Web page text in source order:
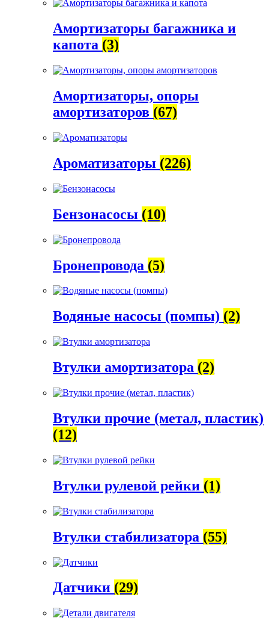
Амортизаторы багажника и
капота (3)
Амортизаторы, опоры
амортизаторов (67)
Ароматизаторы (226)
Бензонасосы (10)
Бронепровода (5)
Водяные насосы (помпы) (2)
Втулки амортизатора (2)
Втулки прочие (метал, пластик)
(12)
Втулки рулевой рейки (1)
Втулки стабилизатора (55)
Датчики (29)